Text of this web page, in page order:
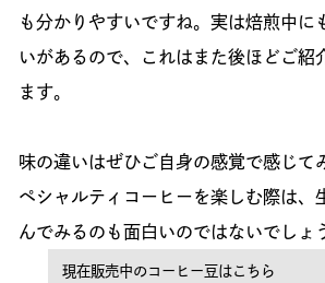
も分かりやすいですね。実は焙煎中に
いがあるので、これはまた後ほどご紹
ます。
味の違いはぜひご自身の感覚で感じて
ペシャルティコーヒーを楽しむ際は、
んでみるのも面白いのではないでしょ
現在販売中のコーヒー豆はこちら